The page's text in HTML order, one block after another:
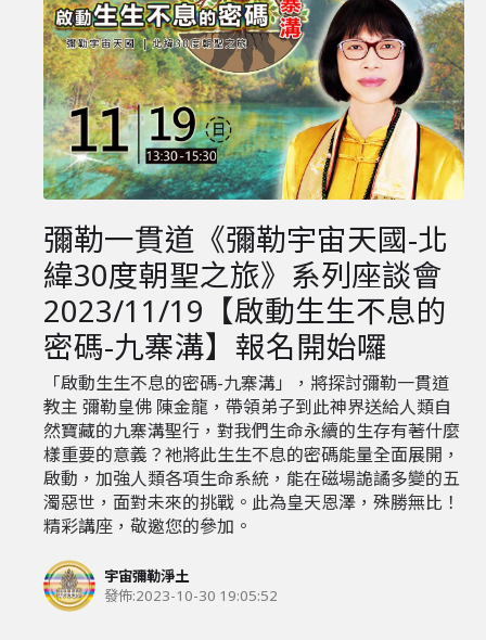
彌勒一貫道《彌勒宇宙天國-北
緯30度朝聖之旅》系列座談會
2023/11/19【啟動生生不息的
密碼-九寨溝】報名開始囉
「啟動生生不息的密碼-九寨溝」，將探討彌勒一貫道
教主 彌勒皇佛 陳金龍，帶領弟子到此神界送給人類自
然寶藏的九寨溝聖行，對我們生命永續的生存有著什麼
樣重要的意義？祂將此生生不息的密碼能量全面展開，
啟動，加強人類各項生命系統，能在磁場詭譎多變的五
濁惡世，面對未來的挑戰。此為皇天恩澤，殊勝無比！
精彩講座，敬邀您的參加。
宇宙彌勒淨土
發佈:2023-10-30 19:05:52